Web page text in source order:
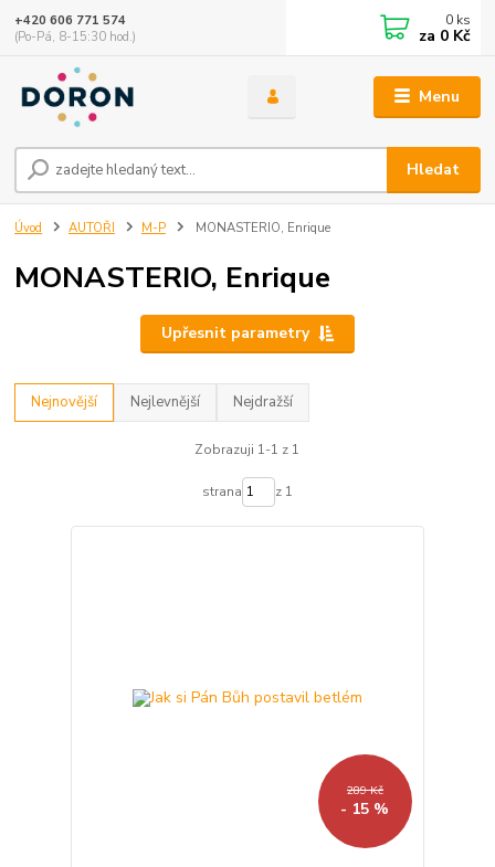
Menu
Hledat
+420 606 771 574
(Po-Pá, 8-15:30 hod.)
0 ks
za 0 Kč
Úvod AUTOŘI M-P MONASTERIO, Enrique
MONASTERIO, Enrique
Upřesnit parametry
Nejnovější Nejlevnější Nejdražší
Zobrazuji 1-1 z 1
strana z 1
289 Kč
- 15 %